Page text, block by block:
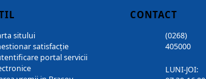
sitului
satisfacție
portal servicii
CONTACT
(0268)
405000
LUNI-JOI: